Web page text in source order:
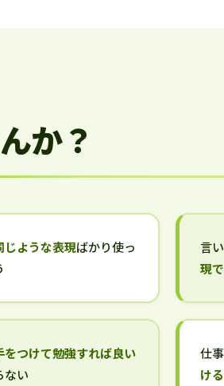
か？
じような表現ばかり使っ
言
現
をつけて勉強すれば良い
ない
仕
け